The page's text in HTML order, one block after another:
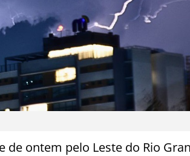
ontem pelo Leste do Rio